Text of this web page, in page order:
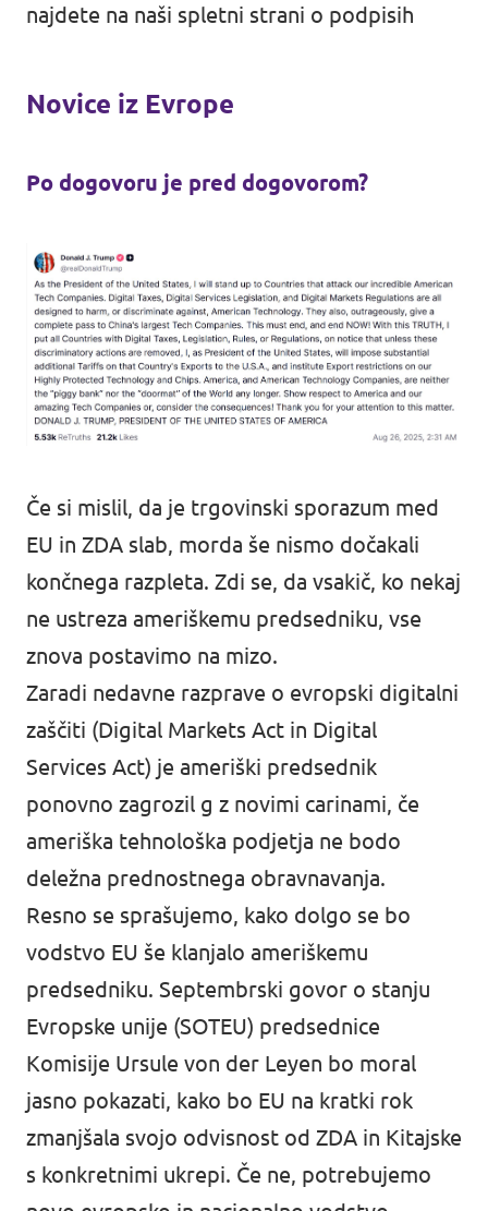
najdete na naši spletni strani o podpisih
Novice iz Evrope
Po dogovoru je pred dogovorom?
Če si mislil, da je trgovinski sporazum med
EU in ZDA slab, morda še nismo dočakali
končnega razpleta. Zdi se, da vsakič, ko nekaj
ne ustreza ameriškemu predsedniku, vse
znova postavimo na mizo.
Zaradi nedavne razprave o evropski digitalni
zaščiti (Digital Markets Act in Digital
Services Act) je ameriški predsednik
ponovno zagrozil g z novimi carinami, če
ameriška tehnološka podjetja ne bodo
deležna prednostnega obravnavanja.
Resno se sprašujemo, kako dolgo se bo
vodstvo EU še klanjalo ameriškemu
predsedniku. Septembrski govor o stanju
Evropske unije (SOTEU) predsednice
Komisije Ursule von der Leyen bo moral
jasno pokazati, kako bo EU na kratki rok
zmanjšala svojo odvisnost od ZDA in Kitajske
s konkretnimi ukrepi. Če ne, potrebujemo